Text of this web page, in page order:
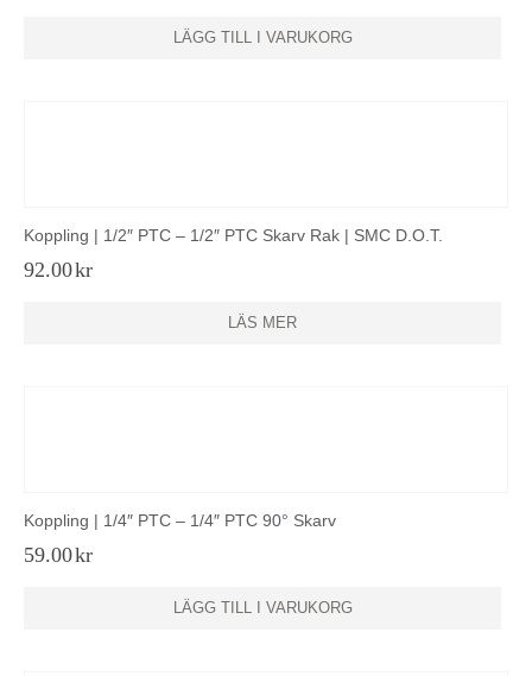
LÄGG TILL I VARUKORG
Koppling | 1/2″ PTC – 1/2″ PTC Skarv Rak | SMC D.O.T.
92.00kr
LÄS MER
Koppling | 1/4″ PTC – 1/4″ PTC 90° Skarv
59.00kr
LÄGG TILL I VARUKORG